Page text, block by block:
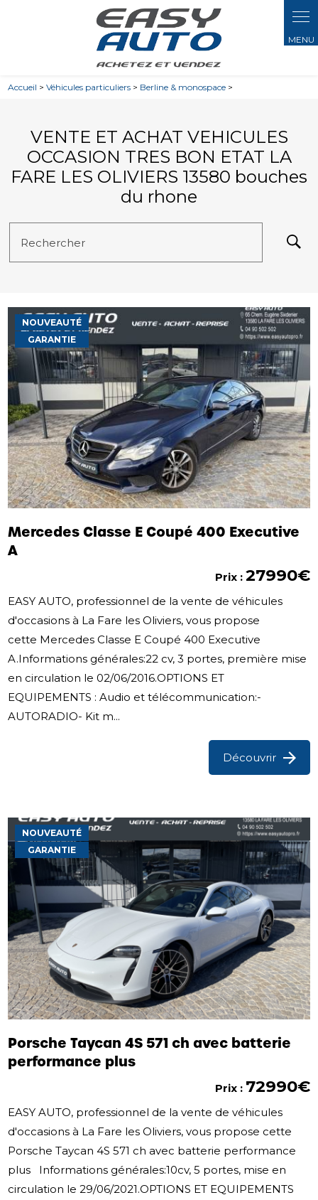
Accueil >Véhicules particuliers > Berline & monospace >
VENTE ET ACHAT VEHICULES
OCCASION TRES BON ETAT LA
FARE LES OLIVIERS 13580 bouches
du rhone
Rechercher
NOUVEAUTÉ
GARANTIE
Mercedes Classe E Coupé 400 Executive
A
Prix : 27990€
EASY AUTO, professionnel de la vente de véhicules
d'occasions à La Fare les Oliviers, vous propose
cette Mercedes Classe E Coupé 400 Executive
A.Informations générales:22 cv, 3 portes, première mise
en circulation le 02/06/2016.OPTIONS ET
EQUIPEMENTS : Audio et télécommunication:-
AUTORADIO- Kit m...
Découvrir
NOUVEAUTÉ
GARANTIE
Porsche Taycan 4S 571 ch avec batterie
performance plus
Prix : 72990€
EASY AUTO, professionnel de la vente de véhicules
d'occasions à La Fare les Oliviers, vous propose cette
Porsche Taycan 4S 571 ch avec batterie performance
plus Informations générales:10cv, 5 portes, mise en
circulation le 29/06/2021.OPTIONS ET EQUIPEMENTS
Panneau de gestion des cookies